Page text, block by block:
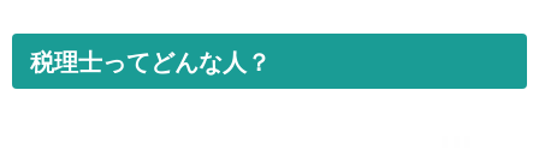
税理士ってどんな人？